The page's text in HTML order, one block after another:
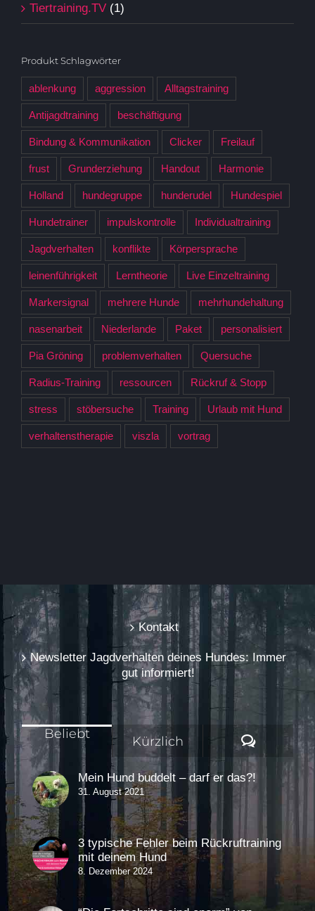
Tiertraining.TV (1)
Produkt Schlagwörter
ablenkung aggression Alltagstraining
Antijagdtraining beschäftigung
Bindung & Kommunikation Clicker Freilauf
frust Grunderziehung Handout Harmonie
Holland hundegruppe hunderudel Hundespiel
Hundetrainer impulskontrolle Individualtraining
Jagdverhalten konflikte Körpersprache
leinenführigkeit Lerntheorie Live Einzeltraining
Markersignal mehrere Hunde mehrhundehaltung
nasenarbeit Niederlande Paket personalisiert
Pia Gröning problemverhalten Quersuche
Radius-Training ressourcen Rückruf & Stopp
stress stöbersuche Training Urlaub mit Hund
verhaltenstherapie viszla vortrag
Kontakt
Newsletter Jagdverhalten deines Hundes: Immer
gut informiert!
Beliebt Kürzlich
Mein Hund buddelt – darf er das?!
31. August 2021
3 typische Fehler beim Rückruftraining
mit deinem Hund
8. Dezember 2024